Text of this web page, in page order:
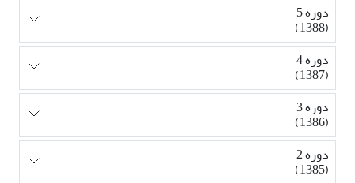
دوره 5
(1388)
دوره 4
(1387)
دوره 3
(1386)
دوره 2
(1385)